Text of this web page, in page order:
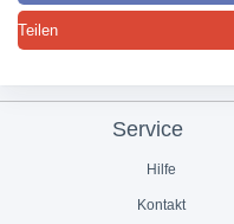
Teilen
Service
Hilfe
Kontakt